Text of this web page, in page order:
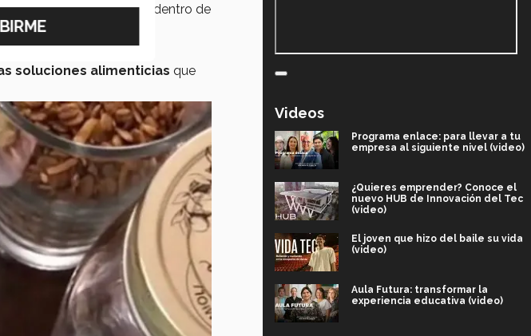
de aliados deLivana,
dentro de
mantener su solidez.
Foods”.
soluciones alimenticias que
Videos
Programa enlace: para llevar a tu
empresa al siguiente nivel (video)
¿Quieres emprender? Conoce el
nuevo HUB de Innovación del Tec
(video)
El joven que hizo del baile su vida
(video)
Aula Futura: transformar la
experiencia educativa (video)